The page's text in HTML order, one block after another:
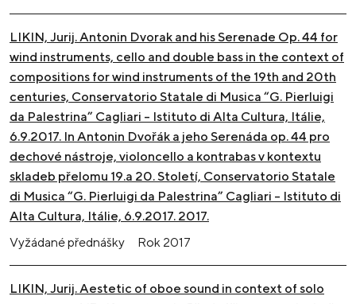
LIKIN, Jurij. Antonin Dvorak and his Serenade Op. 44 for
wind instruments, cello and double bass in the context of
compositions for wind instruments of the 19th and 20th
centuries, Conservatorio Statale di Musica “G. Pierluigi
da Palestrina” Cagliari – Istituto di Alta Cultura, Itálie,
6.9.2017. In Antonin Dvořák a jeho Serenáda op. 44 pro
dechové nástroje, violoncello a kontrabas v kontextu
skladeb přelomu 19.a 20. Století, Conservatorio Statale
di Musica “G. Pierluigi da Palestrina” Cagliari – Istituto di
Alta Cultura, Itálie, 6.9.2017. 2017.
Vyžádané přednášky
Rok 2017
LIKIN, Jurij. Aestetic of oboe sound in context of solo